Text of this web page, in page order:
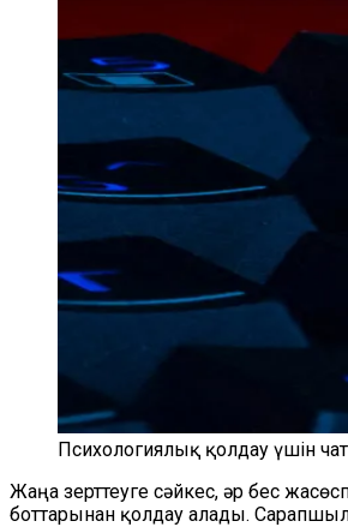
Психологиялық қолдау үшін
Жаңа зерттеуге сәйкес, әр бес
боттарынан қолдау алады.